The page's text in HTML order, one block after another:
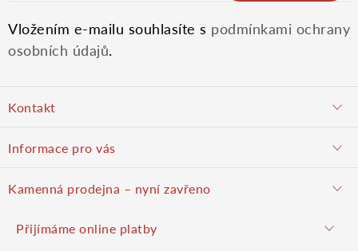
Vložením e-mailu souhlasíte s podmínkami ochrany
osobních údajů.
p
Kontakt
Informace pro vás
Hodnocení obchodu
Kamenná prodejna – nyní zavřeno
Přijímáme online platby